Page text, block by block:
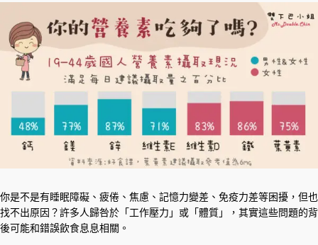
你是不是有睡眠障礙、疲倦、焦慮、記憶力變差、免疫力差等困擾，但也
找不出原因？許多人歸咎於「工作壓力」或「體質」，其實這些問題的背
後可能和錯誤飲食息息相關。